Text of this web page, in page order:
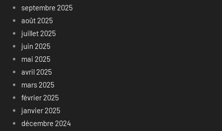
septembre 2025
août 2025
juillet 2025
juin 2025
mai 2025
avril 2025
mars 2025
février 2025
janvier 2025
décembre 2024